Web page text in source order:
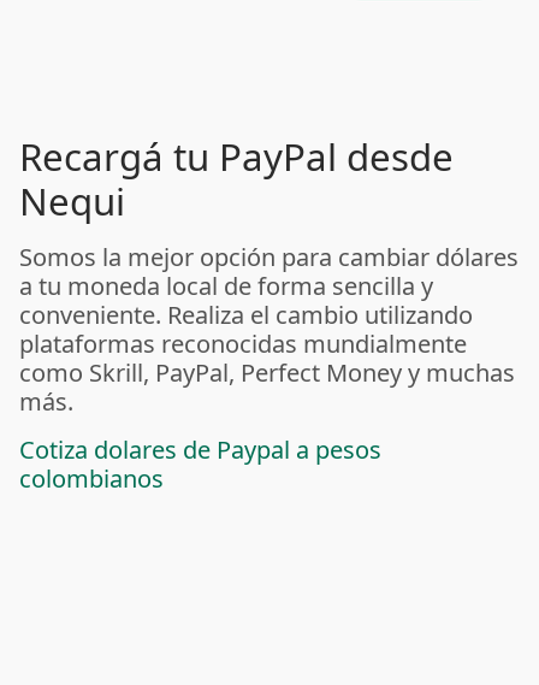
Recargá tu PayPal desde
Nequi
Somos la mejor opción para cambiar dólares
a tu moneda local de forma sencilla y
conveniente. Realiza el cambio utilizando
plataformas reconocidas mundialmente
como Skrill, PayPal, Perfect Money y muchas
más.
Cotiza dolares de Paypal a pesos
colombianos